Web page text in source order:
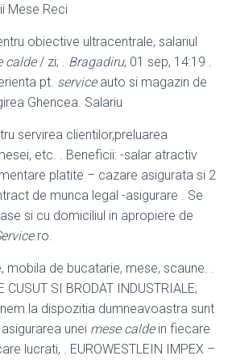
Mese Reci
obiective ultracentrale, salariul
calde/ zi; . Bragadiru, 01 sep, 14:19 .
pt. serviceauto si magazin de
Ghencea. Salariu
servirea clientilor,preluarea
etc. . Beneficii: -salar atractiv
platite – cazare asigurata si 2
de munca legal -asigurare . Se
si cu domiciliul in apropiere de
.ro.
mobila de bucatarie, mese, scaune. .
SI BRODAT INDUSTRIALE;
la dispozitia dumneavoastra sunt
unei mese caldein fiecare
lucrati, . EUROWESTLEIN IMPEX –